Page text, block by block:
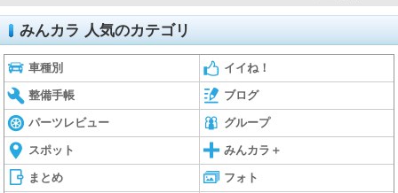
みんカラ 人気のカテゴリ
車種別 イイね！
整備手帳 ブログ
パーツレビュー グループ
スポット みんカラ＋
まとめ フォト